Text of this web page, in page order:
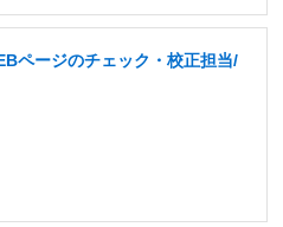
ページのチェック・校正担当/